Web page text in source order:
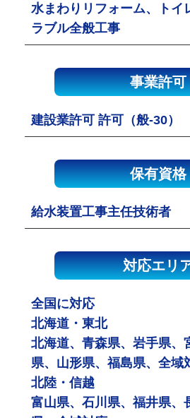
水まわりリフォーム、トイ
ラブル全般工事
事業許可
建設業許可 許可（般-30）
保有資格
給水装置工事主任技術者
対応エリ
全国に対応
北海道・東北
北海道、青森県、岩手県、
県、山形県、福島県、全域
北陸・信越
富山県、石川県、福井県、